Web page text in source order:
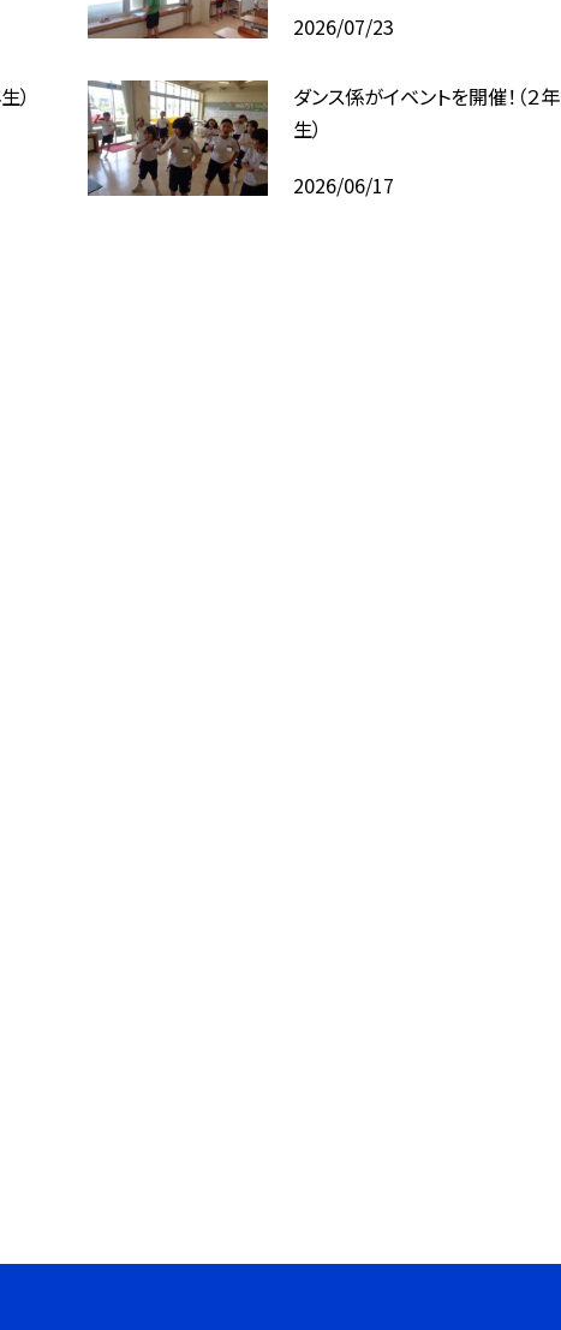
2026/07/23
）
ダンス係がイベントを開催！（２年
生）
2026/06/17